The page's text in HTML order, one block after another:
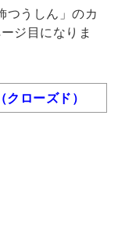
つうしん」のカ
ジ目になりま
クローズド）